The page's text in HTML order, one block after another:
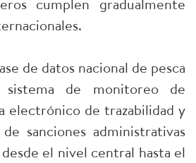
cumplen gradualmente
de datos nacional de pesca
sistema de monitoreo de
electrónico de trazabilidad y
sanciones administrativas
el nivel central hasta el